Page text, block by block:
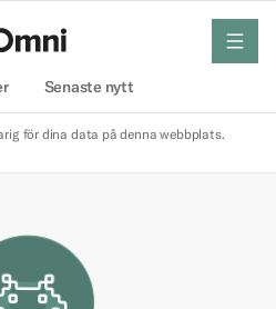
Senaste nytt
meny
för dina data på denna webbplats.